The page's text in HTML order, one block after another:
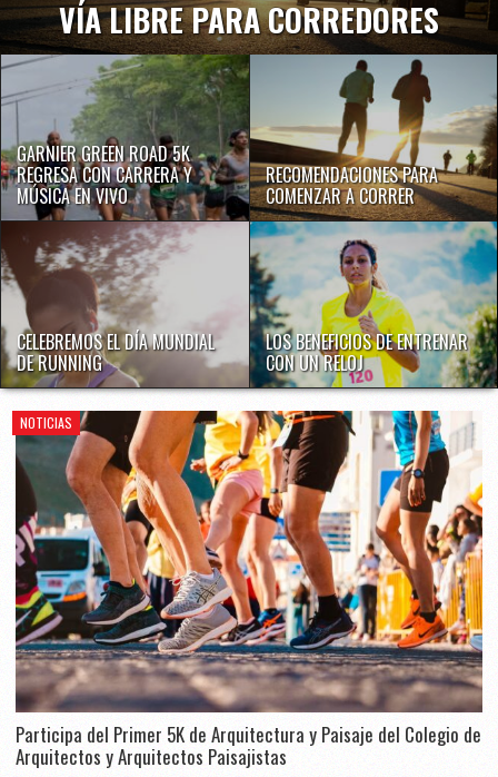
VÍA LIBRE PARA CORREDORES
GARNIER GREEN ROAD 5K
REGRESA CON CARRERA Y
MÚSICA EN VIVO
RECOMENDACIONES PARA
COMENZAR A CORRER
CELEBREMOS EL DÍA MUNDIAL
DE RUNNING
LOS BENEFICIOS DE ENTRENAR
CON UN RELOJ
NOTICIAS
Participa del Primer 5K de Arquitectura y Paisaje del Colegio de
Arquitectos y Arquitectos Paisajistas